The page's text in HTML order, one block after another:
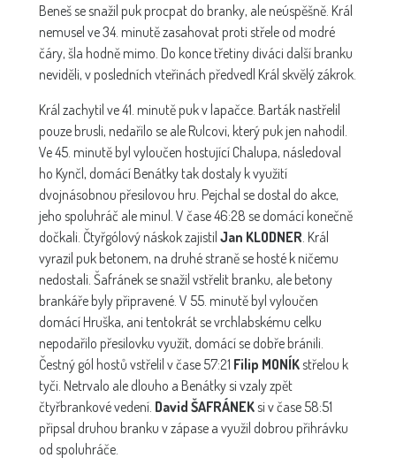
Beneš se snažil puk procpat do branky, ale neúspěšně. Král
nemusel ve 34. minutě zasahovat proti střele od modré
čáry, šla hodně mimo. Do konce třetiny diváci další branku
neviděli, v posledních vteřinách předvedl Král skvělý zákrok.
Král zachytil ve 41. minutě puk v lapačce. Barták nastřelil
pouze brusli, nedařilo se ale Rulcovi, který puk jen nahodil.
Ve 45. minutě byl vyloučen hostující Chalupa, následoval
ho Kynčl, domácí Benátky tak dostaly k využití
dvojnásobnou přesilovou hru. Pejchal se dostal do akce,
jeho spoluhráč ale minul. V čase 46:28 se domácí konečně
dočkali. Čtyřgólový náskok zajistil Jan KLODNER. Král
vyrazil puk betonem, na druhé straně se hosté k ničemu
nedostali. Šafránek se snažil vstřelit branku, ale betony
brankáře byly připravené. V 55. minutě byl vyloučen
domácí Hruška, ani tentokrát se vrchlabskému celku
nepodařilo přesilovku využít, domácí se dobře bránili.
Čestný gól hostů vstřelil v čase 57:21 Filip MONÍKstřelou k
tyči. Netrvalo ale dlouho a Benátky si vzaly zpět
čtyřbrankové vedení. David ŠAFRÁNEKsi v čase 58:51
připsal druhou branku v zápase a využil dobrou přihrávku
od spoluhráče.